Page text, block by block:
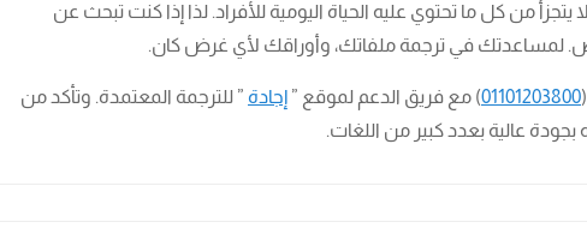
من كل ما تحتوي عليه الحياة اليومية للأفراد. لذا إذا كنت تبحث عن
في ترجمة ملفاتك، وأوراقك لأي غرض كان.
01101203800) مع فريق الدعم لموقع ” إجادة ” للترجمة المعتمدة. وتأكد من
عالية بعدد كبير من اللغات.